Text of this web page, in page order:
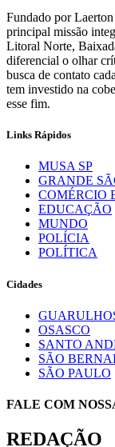
Fundado por
principal missão
Litoral Norte,
diferencial o olhar
busca de contato
tem investido na
esse fim.
Links Rápidos
MUSA SP
GRANDE
COMÉRCIO
EDUCAÇÃO
MUNDO
POLÍCIA
POLÍTICA
Cidades
OSASCO
SANTO
SÃO
SÃO PAULO
FALE COM
REDAÇÃO